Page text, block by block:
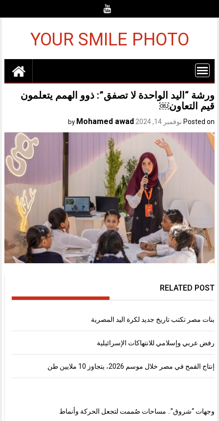
YOUR SMILE PHOTO
ورشة “اليد الواحدة لا تصفق”: ذوو الهمم يتعلمون
قيم التعاون￼
Posted on نوفمبر 14, 2024 Mohamed awad
RELATED POST
بنات مصر تكتب تاريخ جديد لكرة اليد المصرية
رفض عربي وإسلامي للانتهاكات الإسرائيلية
إنتاج القمح في مصر خلال موسم 2026، يتجاوز 10 ملايين طن
وجهات “شروق”.. مساحات صُممت لتجعل الحركة وأنماط